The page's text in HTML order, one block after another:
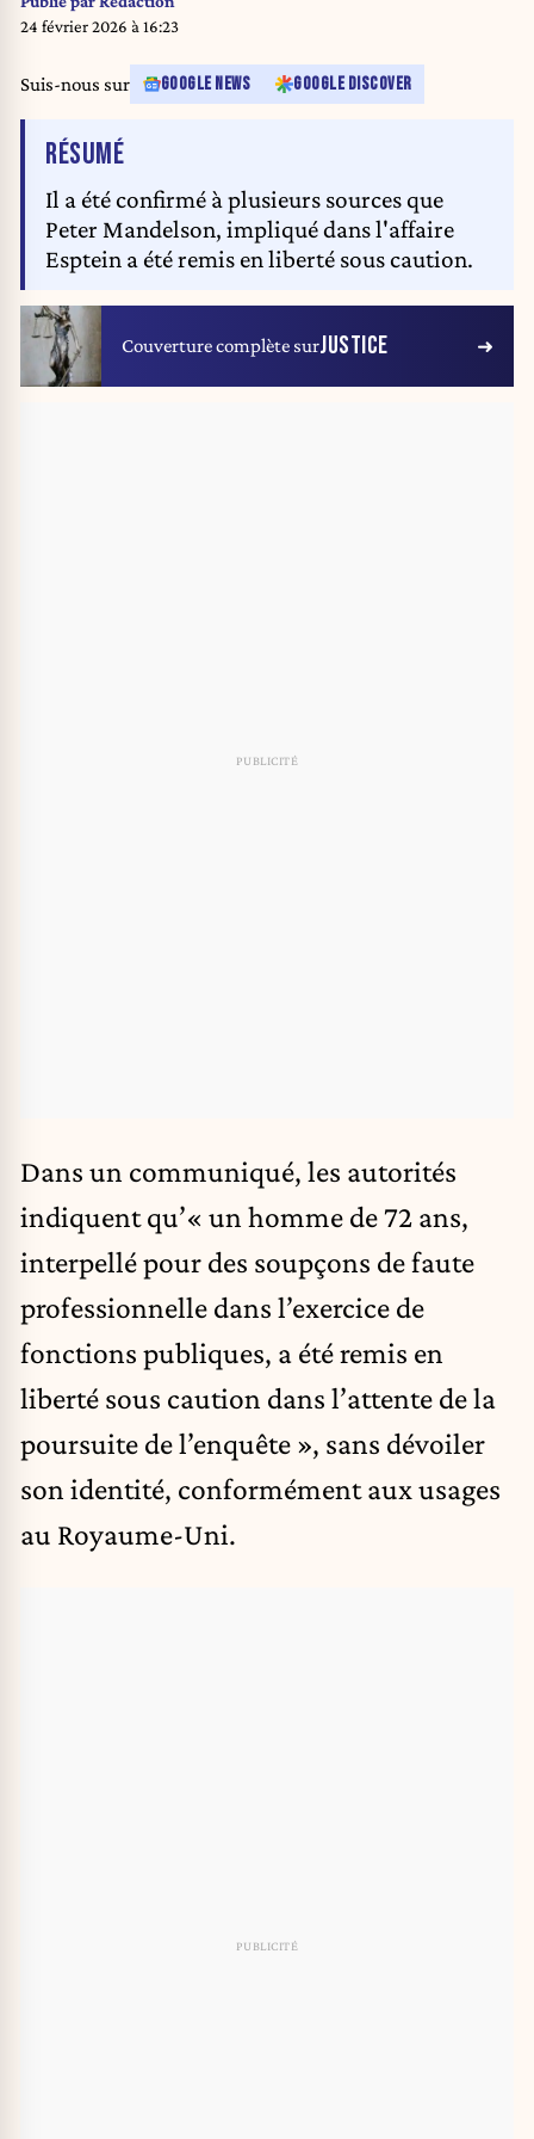
24 février 2026 à 16:23
Suis-nous sur GOOGLE NEWS GOOGLE DISCOVER
RÉSUMÉDE L'ARTICLE
Il a été confirmé à plusieurs sources que
Peter Mandelson, impliqué dans l'affaire
Esptein a été remis en liberté sous caution.
Couverture complète surJUSTICE
Dans un communiqué, les autorités
indiquent qu’« un homme de 72 ans,
interpellé pour des soupçons de faute
professionnelle dans l’exercice de
fonctions publiques, a été remis en
liberté sous caution dans l’attente de la
poursuite de l’enquête », sans dévoiler
son identité, conformément aux usages
au Royaume-Uni.